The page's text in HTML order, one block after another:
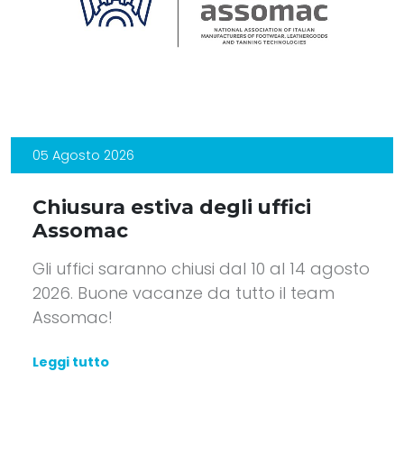
05 Agosto 2026
Chiusura estiva degli uffici
Assomac
Gli uffici saranno chiusi dal 10 al 14 agosto
2026. Buone vacanze da tutto il team
Assomac!
Leggi tutto